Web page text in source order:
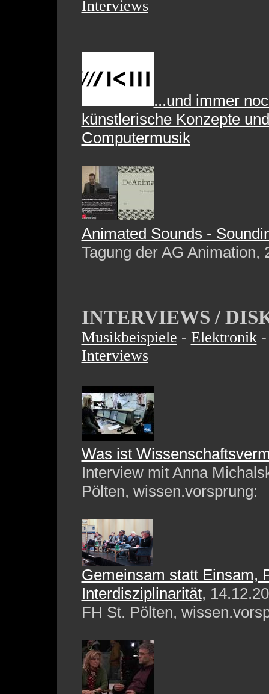
Interviews
...und immer
künstlerische Konzepte
Computermusik
Animated Sounds -
Tagung der AG Animation,
INTERVIEWS /
Musikbeispiele - Elektronik
Interviews
Was ist
Interview mit Anna
Pölten, wissen.vorsprung:
Gemeinsam statt Einsam,
Interdisziplinarität,
FH St. Pölten,